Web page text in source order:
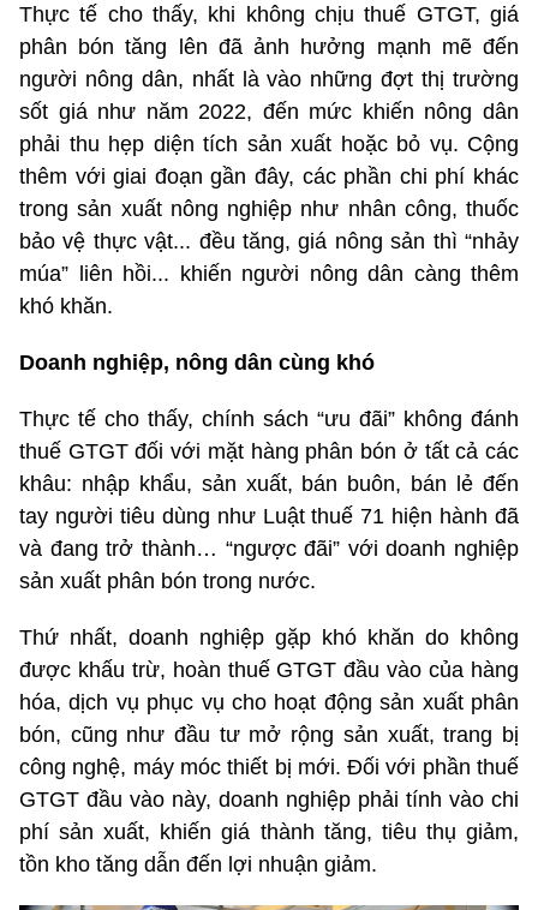
Thực tế cho thấy, khi không chịu thuế GTGT, giá
phân bón tăng lên đã ảnh hưởng mạnh mẽ đến
người nông dân, nhất là vào những đợt thị trường
sốt giá như năm 2022, đến mức khiến nông dân
phải thu hẹp diện tích sản xuất hoặc bỏ vụ. Cộng
thêm với giai đoạn gần đây, các phần chi phí khác
trong sản xuất nông nghiệp như nhân công, thuốc
bảo vệ thực vật... đều tăng, giá nông sản thì “nhảy
múa” liên hồi... khiến người nông dân càng thêm
khó khăn.
Doanh nghiệp, nông dân cùng khó
Thực tế cho thấy, chính sách “ưu đãi” không đánh
thuế GTGT đối với mặt hàng phân bón ở tất cả các
khâu: nhập khẩu, sản xuất, bán buôn, bán lẻ đến
tay người tiêu dùng như Luật thuế 71 hiện hành đã
và đang trở thành… “ngược đãi” với doanh nghiệp
sản xuất phân bón trong nước.
Thứ nhất, doanh nghiệp gặp khó khăn do không
được khấu trừ, hoàn thuế GTGT đầu vào của hàng
hóa, dịch vụ phục vụ cho hoạt động sản xuất phân
bón, cũng như đầu tư mở rộng sản xuất, trang bị
công nghệ, máy móc thiết bị mới. Đối với phần thuế
GTGT đầu vào này, doanh nghiệp phải tính vào chi
phí sản xuất, khiến giá thành tăng, tiêu thụ giảm,
tồn kho tăng dẫn đến lợi nhuận giảm.